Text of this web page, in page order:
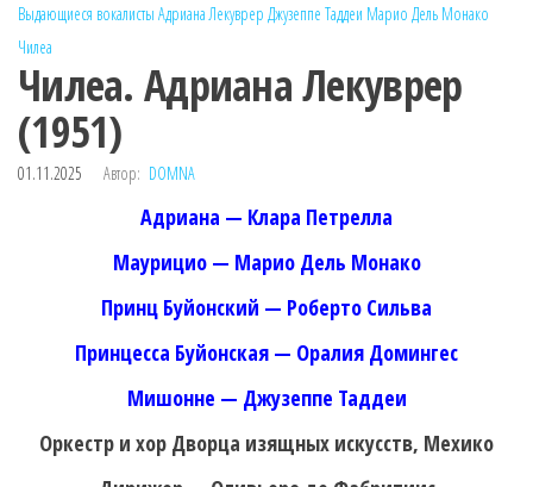
Выдающиеся вокалисты Адриана Лекуврер Джузеппе Таддеи Марио Дель Монако
Чилеа
Чилеа. Адриана Лекуврер
(1951)
01.11.2025 Автор: DOMNA
Адриана — Клара Петрелла
Маурицио — Марио Дель Монако
Принц Буйонский — Роберто Сильва
Принцесса Буйонская — Оралия Домингес
Мишонне — Джузеппе Таддеи
Оркестр и хор Дворца изящных искусств, Мехико